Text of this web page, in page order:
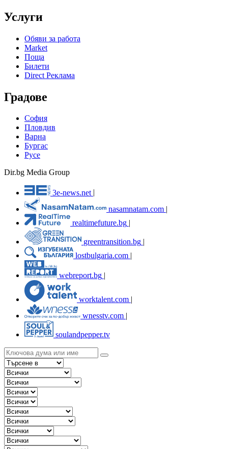
Услуги
Обяви за работа
Market
Поща
Билети
Direct Реклама
Градове
София
Пловдив
Варна
Бургас
Русе
Dir.bg Media Group
3e-news.net
nasamnatam.com |
realtimefuture.bg |
greentransition.bg |
lostbulgaria.com |
webreport.bg
worktalent.com |
wnesstv.com |
soulandpepper.tv